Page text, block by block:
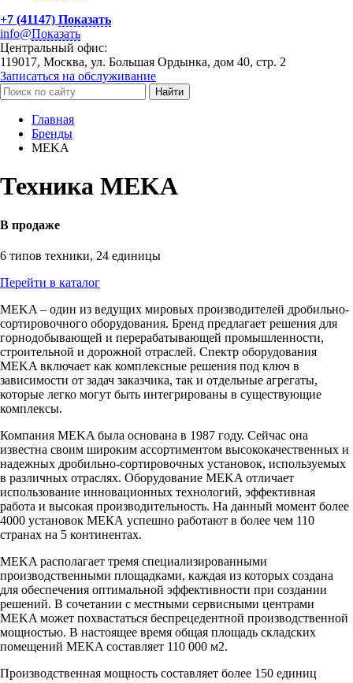
+7 (41147) Показать
info@Показать
Центральный офис:
119017, Москва, ул. Большая Ордынка, дом 40, стр. 2
Записаться на обслуживание
Найти
Главная
Бренды
MEKA
Техника MEKA
В продаже
6 типов техники, 24 единицы
Перейти в каталог
MEKA – один из ведущих мировых производителей дробильно-
сортировочного оборудования. Бренд предлагает решения для
горнодобывающей и перерабатывающей промышленности,
строительной и дорожной отраслей. Спектр оборудования
MEKA включает как комплексные решения под ключ в
зависимости от задач заказчика, так и отдельные агрегаты,
которые легко могут быть интегрированы в существующие
комплексы.
Компания MEKA была основана в 1987 году. Сейчас она
известна своим широким ассортиментом высококачественных и
надежных дробильно-сортировочных установок, используемых
в различных отраслях. Оборудование MEKA отличает
использование инновационных технологий, эффективная
работа и высокая производительность. На данный момент более
4000 установок МЕКА успешно работают в более чем 110
странах на 5 континентах.
MEKA располагает тремя специализированными
производственными площадками, каждая из которых создана
для обеспечения оптимальной эффективности при создании
решений. В сочетании с местными сервисными центрами
MEKA может похвастаться беспрецедентной производственной
мощностью. В настоящее время общая площадь складских
помещений MEKA составляет 110 000 м2.
Производственная мощность составляет более 150 единиц